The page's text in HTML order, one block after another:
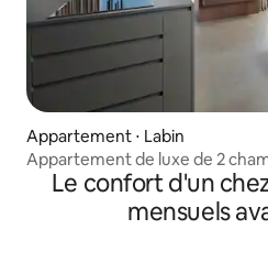
Appartement ⋅ Labin
Appartement de luxe de 2
Le confort d'un
mensuels